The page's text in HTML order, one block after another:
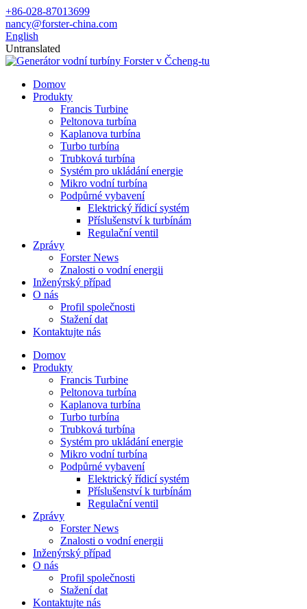
+86-028-87013699
nancy@forster-china.com
English
Untranslated
Domov
Produkty
Francis Turbine
Peltonova turbína
Kaplanova turbína
Turbo turbína
Trubková turbína
Systém pro ukládání energie
Mikro vodní turbína
Podpůrné vybavení
Elektrický řídicí systém
Příslušenství k turbínám
Regulační ventil
Zprávy
Forster News
Znalosti o vodní energii
Inženýrský případ
O nás
Profil společnosti
Stažení dat
Kontaktujte nás
Domov
Produkty
Francis Turbine
Peltonova turbína
Kaplanova turbína
Turbo turbína
Trubková turbína
Systém pro ukládání energie
Mikro vodní turbína
Podpůrné vybavení
Elektrický řídicí systém
Příslušenství k turbínám
Regulační ventil
Zprávy
Forster News
Znalosti o vodní energii
Inženýrský případ
O nás
Profil společnosti
Stažení dat
Kontaktujte nás